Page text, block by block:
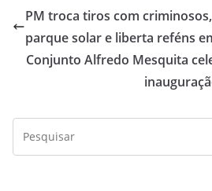
PM troca tiros com
parque solar e liberta reféns
Conjunto Alfredo Mesquita